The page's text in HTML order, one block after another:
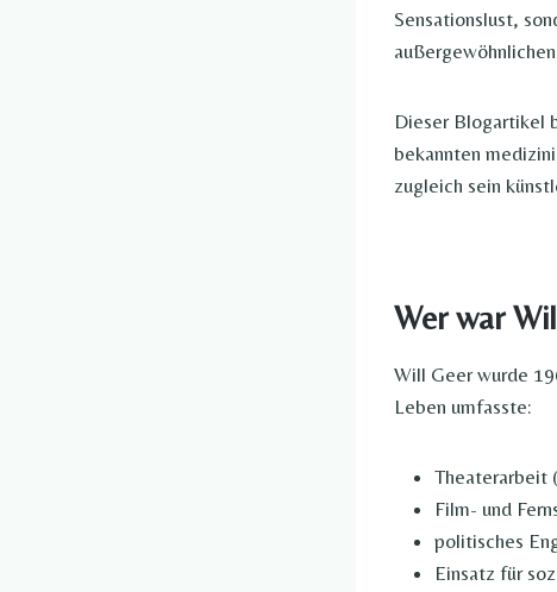
Sensationslust,
Dieser Blogartikel
bekannten
zugleich sein
Wer war
Will Geer wurde
Leben umfasste:
Theaterarbeit
Film- und
politisches
Einsatz für